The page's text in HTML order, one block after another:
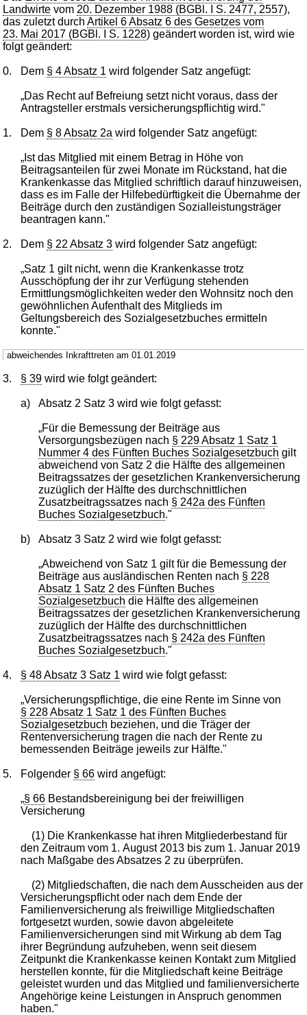
Landwirte vom 20. Dezember 1988 (BGBl. I S. 2477, 2557),
das zuletzt durchArtikel 6 Absatz 6 des Gesetzes vom
23. Mai 2017 (BGBl. I S. 1228) geändert worden ist, wird wie
folgt geändert:
0. Dem § 4 Absatz 1 wird folgender Satz angefügt:
„Das Recht auf Befreiung setzt nicht voraus, dass der
Antragsteller erstmals versicherungspflichtig wird."
1. Dem § 8 Absatz 2a wird folgender Satz angefügt:
„Ist das Mitglied mit einem Betrag in Höhe von
Beitragsanteilen für zwei Monate im Rückstand, hat die
Krankenkasse das Mitglied schriftlich darauf hinzuweisen,
dass es im Falle der Hilfebedürftigkeit die Übernahme der
Beiträge durch den zuständigen Sozialleistungsträger
beantragen kann."
2. Dem § 22 Absatz 3 wird folgender Satz angefügt:
„Satz 1 gilt nicht, wenn die Krankenkasse trotz
Ausschöpfung der ihr zur Verfügung stehenden
Ermittlungsmöglichkeiten weder den Wohnsitz noch den
gewöhnlichen Aufenthalt des Mitglieds im
Geltungsbereich des Sozialgesetzbuches ermitteln
konnte."
abweichendes Inkrafttreten am 01.01.2019
3. § 39 wird wie folgt geändert:
a) Absatz 2 Satz 3 wird wie folgt gefasst:
„Für die Bemessung der Beiträge aus
Versorgungsbezügen nach § 229 Absatz 1 Satz 1
Nummer 4 des Fünften Buches Sozialgesetzbuch gilt
abweichend von Satz 2 die Hälfte des allgemeinen
Beitragssatzes der gesetzlichen Krankenversicherung
zuzüglich der Hälfte des durchschnittlichen
Zusatzbeitragssatzes nach § 242a des Fünften
Buches Sozialgesetzbuch."
b) Absatz 3 Satz 2 wird wie folgt gefasst:
„Abweichend von Satz 1 gilt für die Bemessung der
Beiträge aus ausländischen Renten nach § 228
Absatz 1 Satz 2 des Fünften Buches
Sozialgesetzbuch die Hälfte des allgemeinen
Beitragssatzes der gesetzlichen Krankenversicherung
zuzüglich der Hälfte des durchschnittlichen
Zusatzbeitragssatzes nach § 242a des Fünften
Buches Sozialgesetzbuch."
4. § 48 Absatz 3 Satz 1 wird wie folgt gefasst:
„Versicherungspflichtige, die eine Rente im Sinne von
§ 228 Absatz 1 Satz 1 des Fünften Buches
Sozialgesetzbuch beziehen, und die Träger der
Rentenversicherung tragen die nach der Rente zu
bemessenden Beiträge jeweils zur Hälfte."
5. Folgender § 66 wird angefügt:
„§ 66 Bestandsbereinigung bei der freiwilligen
Versicherung
(1) Die Krankenkasse hat ihren Mitgliederbestand für
den Zeitraum vom 1. August 2013 bis zum 1. Januar 2019
nach Maßgabe des Absatzes 2 zu überprüfen.
(2) Mitgliedschaften, die nach dem Ausscheiden aus der
Versicherungspflicht oder nach dem Ende der
Familienversicherung als freiwillige Mitgliedschaften
fortgesetzt wurden, sowie davon abgeleitete
Familienversicherungen sind mit Wirkung ab dem Tag
ihrer Begründung aufzuheben, wenn seit diesem
Zeitpunkt die Krankenkasse keinen Kontakt zum Mitglied
herstellen konnte, für die Mitgliedschaft keine Beiträge
geleistet wurden und das Mitglied und familienversicherte
Angehörige keine Leistungen in Anspruch genommen
haben."